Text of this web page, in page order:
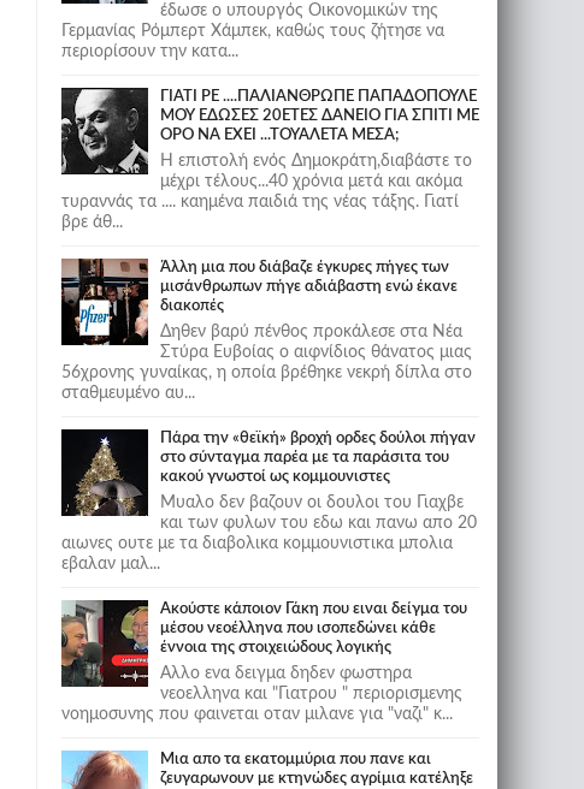
έδωσε ο υπουργός Οικονομικών της
Γερμανίας Ρόμπερτ Χάμπεκ, καθώς τους ζήτησε να
περιορίσουν την κατα...
ΓΙΑΤΙ ΡΕ ....ΠΑΛΙΑΝΘΡΩΠΕ ΠΑΠΑΔΟΠΟΥΛΕ
ΜΟΥ ΕΔΩΣΕΣ 20ΕΤΕΣ ΔΑΝΕΙΟ ΓΙΑ ΣΠΙΤΙ ΜΕ
ΟΡΟ ΝΑ ΕΧΕΙ ...ΤΟΥΑΛΕΤΑ ΜΕΣΑ;
Η επιστολή ενός Δημοκράτη,διαβάστε το
μέχρι τέλους...40 χρόνια μετά και ακόμα
τυραννάς τα .... καημένα παιδιά της νέας τάξης. Γιατί
βρε άθ...
Άλλη μια που διάβαζε έγκυρες πήγες των
μισάνθρωπων πήγε αδιάβαστη ενώ έκανε
διακοπές
Δηθεν βαρύ πένθος προκάλεσε στα Νέα
Στύρα Ευβοίας ο αιφνίδιος θάνατος μιας
56χρονης γυναίκας, η οποία βρέθηκε νεκρή δίπλα στο
σταθμευμένο αυ...
Πάρα την «θεϊκή» βροχή ορδες δούλοι πήγαν
στο σύνταγμα παρέα με τα παράσιτα του
κακού γνωστοί ως κομμουνιστες
Μυαλο δεν βαζουν οι δουλοι του Γιαχβε
και των φυλων του εδω και πανω απο 20
αιωνες ουτε με τα διαβολικα κομμουνιστικα μπολια
εβαλαν μαλ...
Ακούστε κάποιον Γάκη που ειναι δείγμα του
μέσου νεοέλληνα που ισοπεδώνει κάθε
έννοια της στοιχειώδους λογικής
Αλλο ενα δειγμα δηδεν φωστηρα
νεοελληνα και "Γιατρου " περιορισμενης
νοημοσυνης που φαινεται οταν μιλανε για "ναζι" κ...
Μια απο τα εκατομμύρια που πανε και
ζευγαρωνουν με κτηνώδες αγρίμια κατέληξε